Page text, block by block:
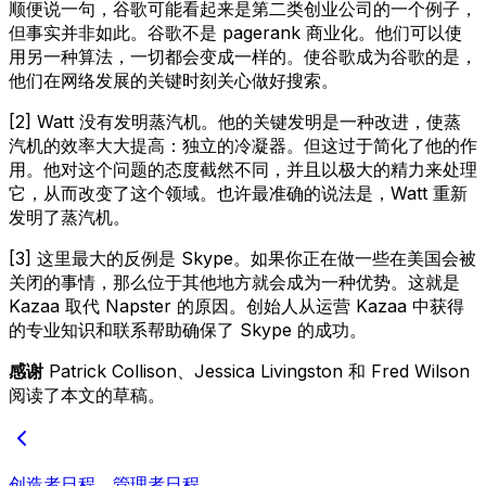
顺便说一句，谷歌可能看起来是第二类创业公司的一个例子，
但事实并非如此。谷歌不是 pagerank 商业化。他们可以使
用另一种算法，一切都会变成一样的。使谷歌成为谷歌的是，
他们在网络发展的关键时刻关心做好搜索。
[2] Watt 没有发明蒸汽机。他的关键发明是一种改进，使蒸
汽机的效率大大提高：独立的冷凝器。但这过于简化了他的作
用。他对这个问题的态度截然不同，并且以极大的精力来处理
它，从而改变了这个领域。也许最准确的说法是，Watt 重新
发明了蒸汽机。
[3] 这里最大的反例是 Skype。如果你正在做一些在美国会被
关闭的事情，那么位于其他地方就会成为一种优势。这就是
Kazaa 取代 Napster 的原因。创始人从运营 Kazaa 中获得
的专业知识和联系帮助确保了 Skype 的成功。
感谢 Patrick Collison、Jessica Livingston 和 Fred Wilson
阅读了本文的草稿。